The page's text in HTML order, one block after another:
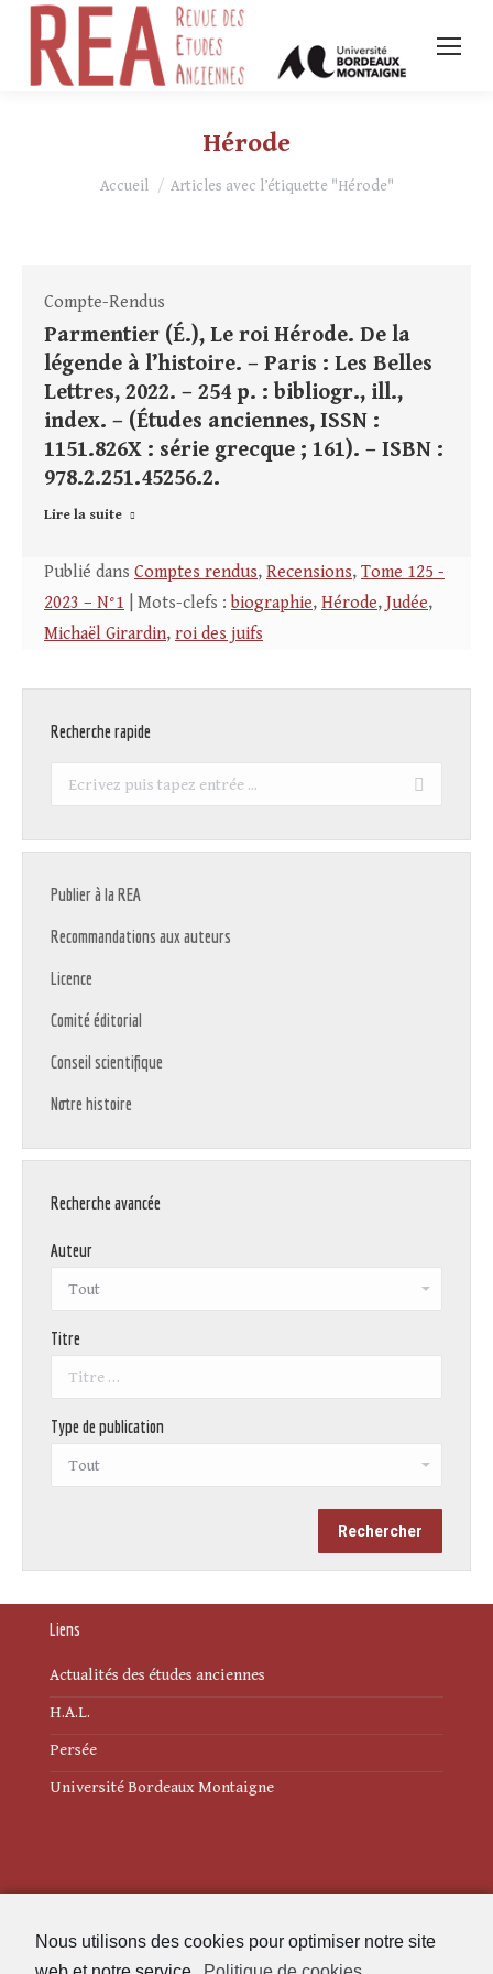
Nous utilisons des cookies pour optimiser notre site
Hérode
Vous êtes ici :
Accueil Articles avec l’étiquette "Hérode"
Compte-Rendus
Parmentier (É.), Le roi Hérode. De la
légende à l’histoire. – Paris : Les Belles
Lettres, 2022. – 254 p. : bibliogr., ill.,
index. – (Études anciennes, ISSN :
1151.826X : série grecque ; 161). – ISBN :
978.2.251.45256.2.
Lire la suite
Publié dans Comptes rendus, Recensions, Tome 125 -
2023 – N°1 | Mots-clefs : biographie, Hérode, Judée,
Michaël Girardin, roi des juifs
Recherche rapide
Recherche
Publier à la REA
Recommandations aux auteurs
Licence
Comité éditorial
Conseil scientifique
Notre histoire
Recherche avancée
Auteur
Titre
Type de publication
Liens
Actualités des études anciennes
H.A.L.
Persée
Université Bordeaux Montaigne
Politique de cookies (UE)